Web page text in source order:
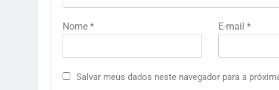
Nome * E-mail *
Salvar meus dados neste navegador para a